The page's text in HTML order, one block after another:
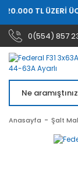
TL ÜZERİ
0(554) 857
Anasayfa Şalt